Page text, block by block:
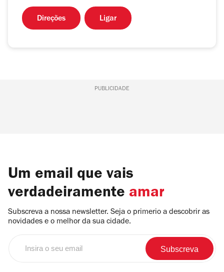
Direções Ligar
PUBLICIDADE
Um email que vais
verdadeiramente amar
Subscreva a nossa newsletter. Seja o primerio a descobrir as
novidades e o melhor da sua cidade.